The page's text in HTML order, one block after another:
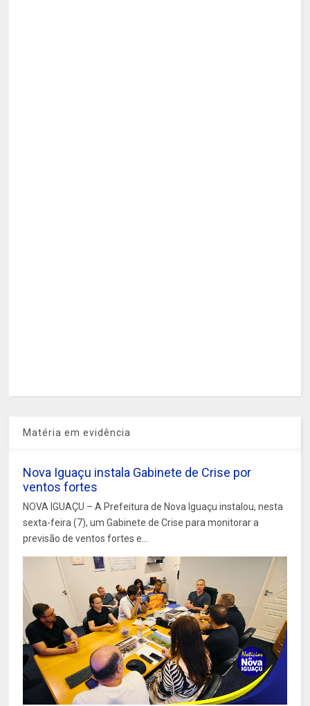
Matéria em evidência
Nova Iguaçu instala Gabinete de Crise por
ventos fortes
NOVA IGUAÇU – A Prefeitura de Nova Iguaçu instalou, nesta
sexta-feira (7), um Gabinete de Crise para monitorar a
previsão de ventos fortes e...